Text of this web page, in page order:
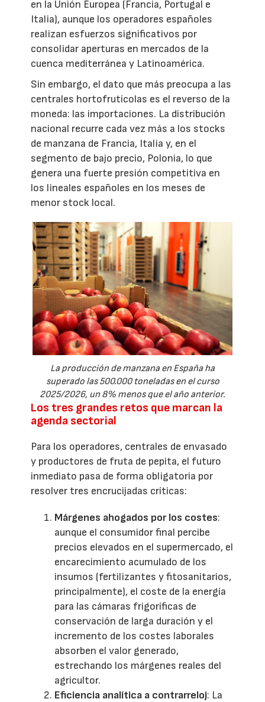
en la Unión Europea (Francia, Portugal e
Italia), aunque los operadores españoles
realizan esfuerzos significativos por
consolidar aperturas en mercados de la
cuenca mediterránea y Latinoamérica.
Sin embargo, el dato que más preocupa a las
centrales hortofrutícolas es el reverso de la
moneda: las importaciones. La distribución
nacional recurre cada vez más a los stocks
de manzana de Francia, Italia y, en el
segmento de bajo precio, Polonia, lo que
genera una fuerte presión competitiva en
los lineales españoles en los meses de
menor stock local.
La producción de manzana en España ha
superado las 500.000 toneladas en el curso
2025/2026, un 8% menos que el año anterior.
Los tres grandes retos que marcan la
agenda sectorial
Para los operadores, centrales de envasado
y productores de fruta de pepita, el futuro
inmediato pasa de forma obligatoria por
resolver tres encrucijadas críticas:
Márgenes ahogados por los costes:
aunque el consumidor final percibe
precios elevados en el supermercado, el
encarecimiento acumulado de los
insumos (fertilizantes y fitosanitarios,
principalmente), el coste de la energía
para las cámaras frigoríficas de
conservación de larga duración y el
incremento de los costes laborales
absorben el valor generado,
estrechando los márgenes reales del
agricultor.
Eficiencia analítica a contrarreloj: La